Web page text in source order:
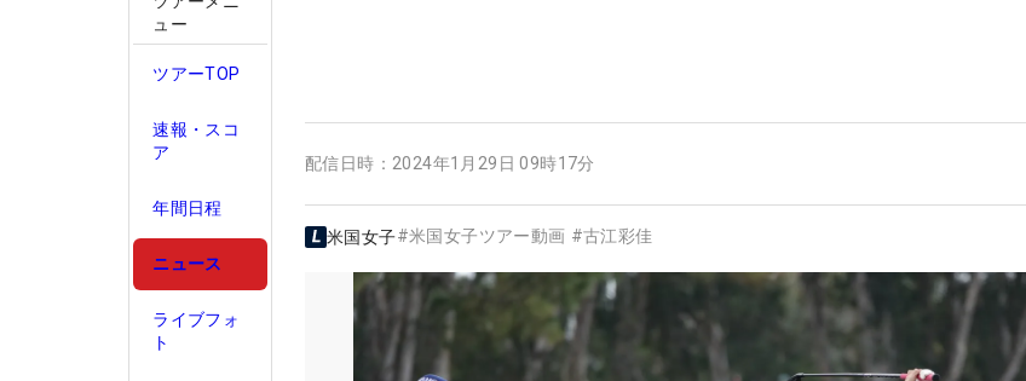
ュー
ツアーTOP
速報・スコ
ア
年間日程
ニュース
ライブフォ
ト
配信日時： 2024年1月29日 09時17分
米国女子#米国女子ツアー動画 #古江彩佳